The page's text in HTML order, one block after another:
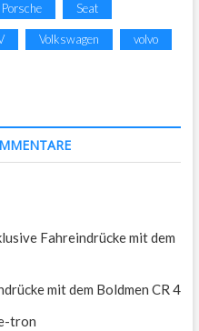
Porsche Seat
Volkswagen volvo
Fahreindrücke mit dem
mit dem Boldmen CR 4
tron